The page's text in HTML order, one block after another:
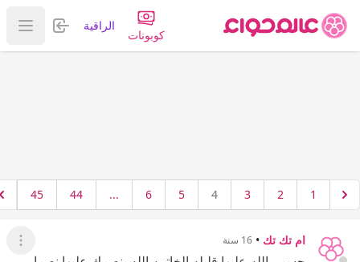
كوبونات
الراقية تسجيل
عرض
1
2
3
4
5
6
...
44
45
ام تك تك • 16 سنة عرض